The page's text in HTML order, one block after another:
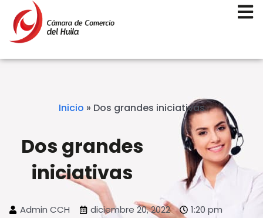
Inicio » Dos grandes iniciativas
Dos grandes
iniciativas
Admin CCH diciembre 20, 2022 1:20 pm